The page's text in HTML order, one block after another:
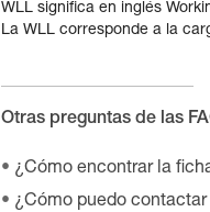
WLL significa en inglés
La WLL corresponde a la
Otras preguntas de las
¿Cómo encontrar la
¿Cómo puedo